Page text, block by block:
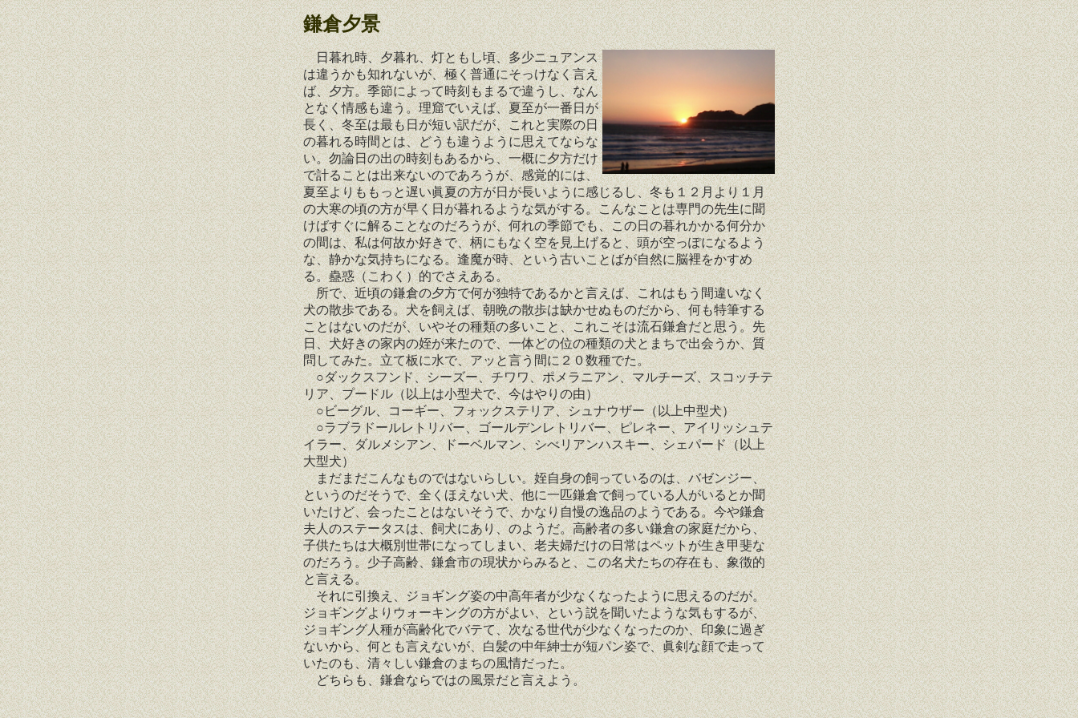
鎌倉夕景
日暮れ時、夕暮れ、灯ともし頃、多少ニュアンス
は違うかも知れないが、極く普通にそっけなく言え
ば、夕方。季節によって時刻もまるで違うし、なん
となく情感も違う。理窟でいえば、夏至が一番日が
長く、冬至は最も日が短い訳だが、これと実際の日
の暮れる時間とは、どうも違うように思えてならな
い。勿論日の出の時刻もあるから、一概に夕方だけ
で計ることは出来ないのであろうが、感覚的には、
夏至よりももっと遅い眞夏の方が日が長いように感じるし、冬も１２月より１月
の大寒の頃の方が早く日が暮れるような気がする。こんなことは専門の先生に聞
けばすぐに解ることなのだろうが、何れの季節でも、この日の暮れかかる何分か
の間は、私は何故か好きで、柄にもなく空を見上げると、頭が空っぽになるよう
な、静かな気持ちになる。逢魔が時、という古いことばが自然に脳裡をかすめ
る。蠱惑（こわく）的でさえある。
所で、近頃の鎌倉の夕方で何が独特であるかと言えば、これはもう間違いなく
犬の散歩である。犬を飼えば、朝晩の散歩は缺かせぬものだから、何も特筆する
ことはないのだが、いやその種類の多いこと、これこそは流石鎌倉だと思う。先
日、犬好きの家内の姪が来たので、一体どの位の種類の犬とまちで出会うか、質
問してみた。立て板に水で、アッと言う間に２０数種でた。
○ダックスフンド、シーズー、チワワ、ポメラニアン、マルチーズ、スコッチテ
リア、プードル（以上は小型犬で、今はやりの由）
○ビーグル、コーギー、フォックステリア、シュナウザー（以上中型犬）
○ラブラドールレトリバー、ゴールデンレトリバー、ピレネー、アイリッシュテ
イラー、ダルメシアン、ドーベルマン、シべリアンハスキー、シェパード（以上
大型犬）
まだまだこんなものではないらしい。姪自身の飼っているのは、バゼンジー、
というのだそうで、全くほえない犬、他に一匹鎌倉で飼っている人がいるとか聞
いたけど、会ったことはないそうで、かなり自慢の逸品のようである。今や鎌倉
夫人のステータスは、飼犬にあり、のようだ。高齢者の多い鎌倉の家庭だから、
子供たちは大概別世帯になってしまい、老夫婦だけの日常はペットが生き甲斐な
のだろう。少子高齢、鎌倉市の現状からみると、この名犬たちの存在も、象徴的
と言える。
それに引換え、ジョギング姿の中高年者が少なくなったように思えるのだが。
ジョギングよりウォーキングの方がよい、という説を聞いたような気もするが、
ジョギング人種が高齢化でバテて、次なる世代が少なくなったのか、印象に過ぎ
ないから、何とも言えないが、白髪の中年紳士が短パン姿で、眞剣な顔で走って
いたのも、清々しい鎌倉のまちの風情だった。
どちらも、鎌倉ならではの風景だと言えよう。